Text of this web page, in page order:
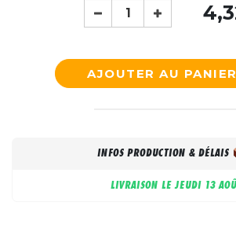
AJOUTER AU
INFOS PRODUCTION & DÉLAIS
LIVRAISON LEJEUDI 13